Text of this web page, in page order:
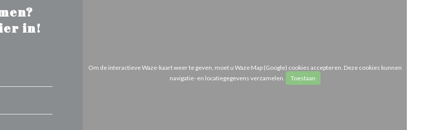
in!
Om de interactieve Waze-kaart weer te geven, moet u Waze Map (Google) cookies accepteren. Deze cookies kunnen
navigatie- en locatiegegevens verzamelen.
Toestaan